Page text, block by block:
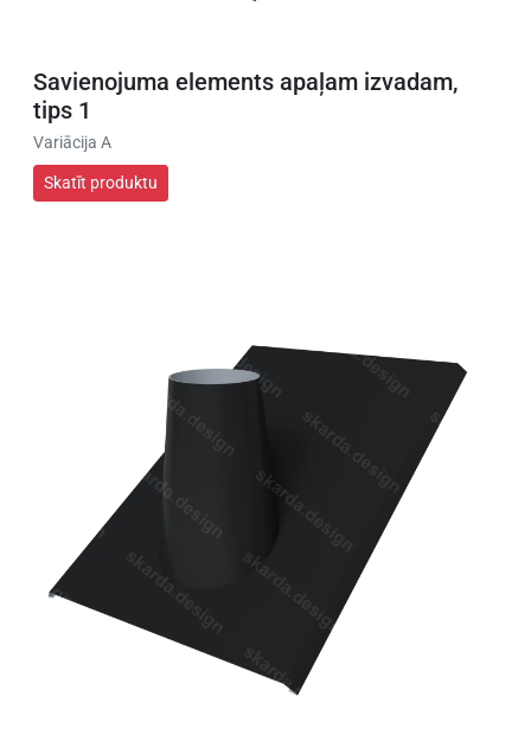
Savienojuma elements apaļam izvadam,
tips 1
Variācija A
Skatīt produktu